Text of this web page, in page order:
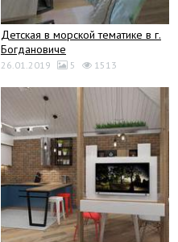
Детская в морской тематике в г.
Богдановиче
26.01.2019 5 1513